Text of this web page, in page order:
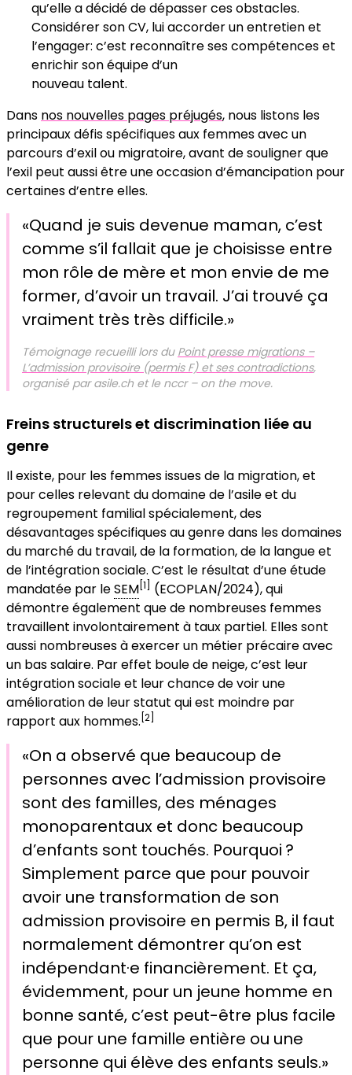
qu’elle a décidé de dépasser ces obstacles.
Considérer son CV, lui accorder un entretien et
l’engager: c’est reconnaître ses compétences et
enrichir son équipe d’un
nouveau talent.
Dans nos nouvelles pages préjugés, nous listons les
principaux défis spécifiques aux femmes avec un
parcours d’exil ou migratoire, avant de souligner que
l’exil peut aussi être une occasion d’émancipation pour
certaines d’entre elles.
«Quand je suis devenue maman, c’est
comme s’il fallait que je choisisse entre
mon rôle de mère et mon envie de me
former, d’avoir un travail. J’ai trouvé ça
vraiment très très difficile.»
Témoignage recueilli lors du Point presse migrations –
L’admission provisoire (permis F) et ses contradictions,
organisé par asile.ch et le nccr – on the move.
Freins structurels et discrimination liée au
genre
Il existe, pour les femmes issues de la migration, et
pour celles relevant du domaine de l’asile et du
regroupement familial spécialement, des
désavantages spécifiques au genre dans les domaines
du marché du travail, de la formation, de la langue et
de l’intégration sociale. C’est le résultat d’une étude
mandatée par leSEM [1]
(ECOPLAN/2024), qui
démontre également que de nombreuses femmes
travaillent involontairement à taux partiel. Elles sont
aussi nombreuses à exercer un métier précaire avec
un bas salaire. Par effet boule de neige, c’est leur
intégration sociale et leur chance de voir une
amélioration de leur statut qui est moindre par
rapport aux hommes. [2]
«On a observé que beaucoup de
personnes avec l’admission provisoire
sont des familles, des ménages
monoparentaux et donc beaucoup
d’enfants sont touchés. Pourquoi ?
Simplement parce que pour pouvoir
avoir une transformation de son
admission provisoire en permis B, il faut
normalement démontrer qu’on est
indépendant·e financièrement. Et ça,
évidemment, pour un jeune homme en
bonne santé, c’est peut-être plus facile
que pour une famille entière ou une
personne qui élève des enfants seuls.»